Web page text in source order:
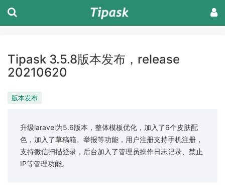
Tipask 3.5.8版本发布，release
20210620
版本发布
升级laravel为5.6版本，整体模板优化，加入了6个皮肤配
色，加入了草稿箱、举报等功能，用户注册支持手机注册，
支持微信扫描登录，后台加入了管理员操作日志记录、禁止
IP等管理功能。